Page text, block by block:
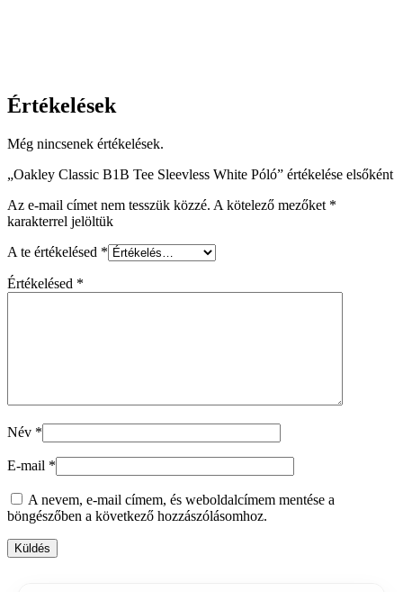
Értékelések
Még nincsenek értékelések.
„Oakley Classic B1B Tee Sleevless White Póló” értékelése elsőként
Az e-mail címet nem tesszük közzé. A kötelező mezőket *
karakterrel jelöltük
A te értékelésed *
Értékelésed *
Név *
E-mail *
A nevem, e-mail címem, és weboldalcímem mentése a
böngészőben a következő hozzászólásomhoz.